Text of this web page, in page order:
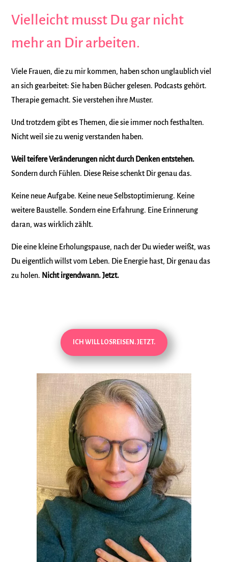
Vielleicht musst Du gar nicht
mehr an Dir arbeiten.
Viele Frauen, die zu mir kommen, haben schon unglaublich viel
an sich gearbeitet:Sie haben Bücher gelesen. Podcasts gehört.
Therapie gemacht.Sie verstehen ihre Muster.
Und trotzdem gibt es Themen, die sie immer noch festhalten.
Nicht weil sie zu wenig verstanden haben.
Weil teifere Veränderungen nicht durch Denken entstehen.
Sondern durch Fühlen. Diese Reise schenkt Dir genau das.
Keine neue Aufgabe. Keine neue Selbstoptimierung. Keine
weitere Baustelle.Sondern eine Erfahrung. Eine Erinnerung
daran, was wirklich zählt.
Die eine kleine Erholungspause, nach der Du wieder weißt, was
Du eigentlich willst vom Leben. Die Energie hast, Dir genau das
zu holen. Nicht irgendwann. Jetzt.
ICH WILL LOSREISEN. JETZT.